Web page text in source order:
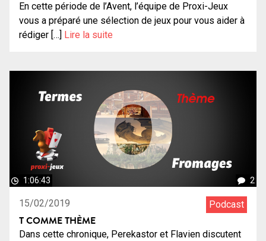
En cette période de l’Avent, l’équipe de Proxi-Jeux
vous a préparé une sélection de jeux pour vous aider à
rédiger […] Lire la suite
1:06:43 2
15/02/2019 Podcast
T COMME THÈME
Dans cette chronique, Perekastor et Flavien discutent